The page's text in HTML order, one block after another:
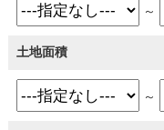
～
土地面積
～